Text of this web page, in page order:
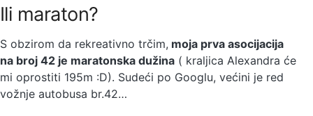
Ili maraton?
S obzirom da rekreativno trčim, moja prva asocijacija
na broj 42 je maratonska dužina ( kraljica Alexandra će
mi oprostiti 195m :D). Sudeći po Googlu, većini je red
vožnje autobusa br.42…